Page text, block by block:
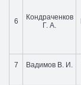
6
Кондраченков
Г. А.
7 Вадимов В. И.